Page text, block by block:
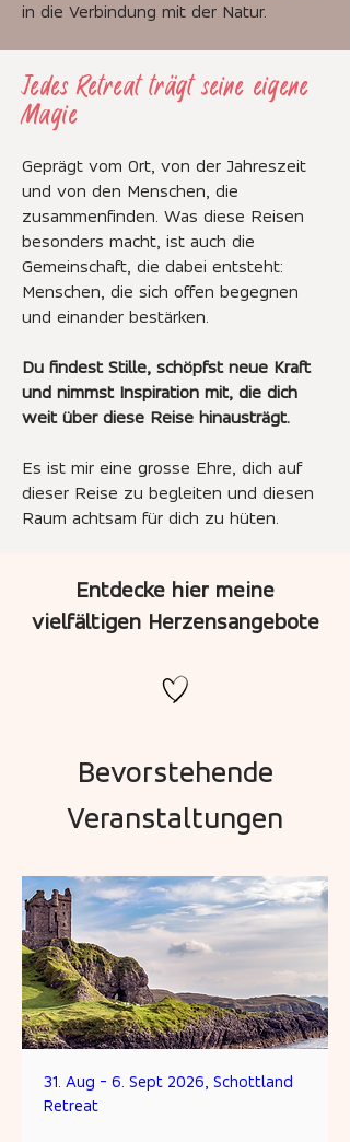
in die Verbindung mit der Natur.
Jedes Retreat trägt seine eigene
Magie
Geprägt vom Ort, von der Jahreszeit
und von den Menschen, die
zusammenfinden. Was diese Reisen
besonders macht, ist auch die
Gemeinschaft, die dabei entsteht:
Menschen, die sich offen begegnen
und einander bestärken.
Du findest Stille, schöpfst neue Kraft
und nimmst Inspiration mit, die dich
weit über diese Reise hinausträgt.
Es ist mir eine grosse Ehre, dich auf
dieser Reise zu begleiten und diesen
Raum achtsam für dich zu hüten.
Entdecke hier meine
vielfältigen Herzensangebote
Bevorstehende
Veranstaltungen
31. Aug - 6. Sept 2026, Schottland
Retreat